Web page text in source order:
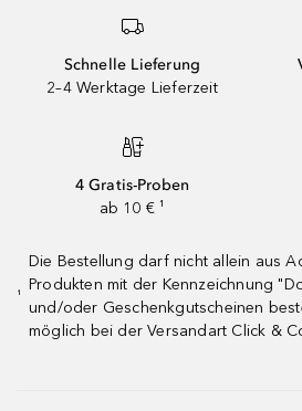
Schnelle Lieferung
2–4 Werktage Lieferzeit
4 Gratis-Proben
ab 10 € ¹
¹
Die Bestellung darf nicht allein aus
Produkten mit der Kennzeichnung
und/oder Geschenkgutscheinen
möglich bei der Versandart Click &